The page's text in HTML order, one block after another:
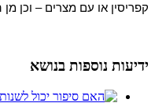
קפריסין או עם מצרים – וכן
ידיעות נוספות בנושא